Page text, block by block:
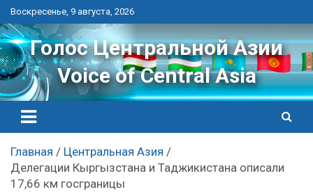
Перейти
к
контенту
Воскресенье, 9 августа, 2026
Голос Центральной Азии
Voice of Central Asia
Главная
Центральная Азия
Делегации Кыргызстана и Таджикистана описали
17,66 км госграницы